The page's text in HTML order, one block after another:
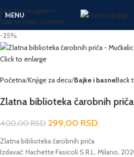
Skip to navigation
Skip to main content
MENU
-25%
Click to enlarge
Početna Knjige za decu Bajke i basneBack
Zlatna biblioteka čarobnih
400,00RSD 299,00 RSD
Zlatna biblioteka čarobnih priča
Izdavač: Hachette Fasicoli S.R.L. Milano,